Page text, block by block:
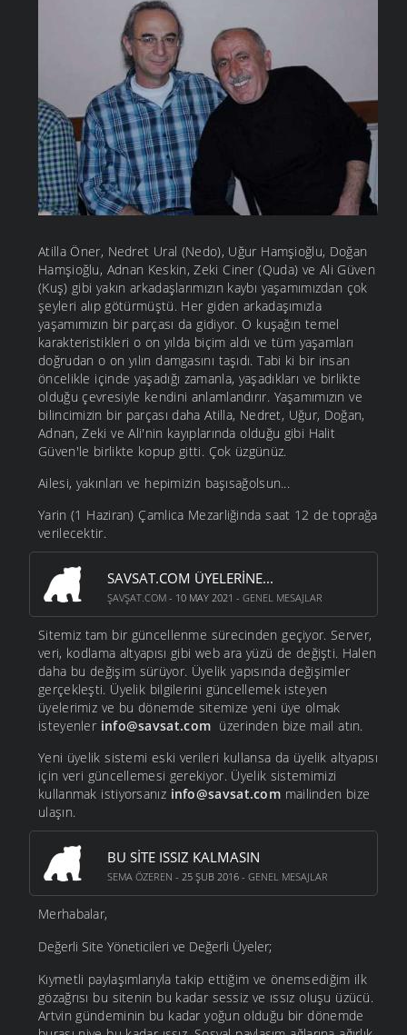
Atilla Öner, Nedret Ural (Nedo), Uğur Hamşioğlu, Doğan
Hamşioğlu, Adnan Keskin, Zeki Ciner (Quda) ve Ali Güven
(Kuş) gibi yakın arkadaşlarımızın kaybı yaşamımızdan çok
şeyleri alıp götürmüştü. Her giden arkadaşımızla
yaşamımızın bir parçası da gidiyor. O kuşağın temel
karakteristikleri o on yılda biçim aldı ve tüm yaşamları
doğrudan o on yılın damgasını taşıdı. Tabi ki bir insan
öncelikle içinde yaşadığı zamanla, yaşadıkları ve birlikte
olduğu çevresiyle kendini anlamlandırır. Yaşamımızın ve
bilincimizin bir parçası daha Atilla, Nedret, Uğur, Doğan,
Adnan, Zeki ve Ali'nin kayıplarında olduğu gibi Halit
Güven'le birlikte kopup gitti. Çok üzgünüz.
Ailesi, yakınları ve hepimizin başısağolsun...
Yarin (1 Haziran) Çamlica Mezarliğinda saat 12 de toprağa
verilecektir.
SAVSAT.COM ÜYELERINE...
ŞAVŞAT.COM - 10 MAY 2021 - GENEL MESAJLAR
Sitemiz tam bir güncellenme sürecinden geçiyor. Server,
veri, kodlama altyapısı gibi web ara yüzü de değişti. Halen
daha bu değişim sürüyor. Üyelik yapısında değişimler
gerçekleşti. Üyelik bilgilerini güncellemek isteyen
üyelerimiz ve bu dönemde sitemize yeni üye olmak
isteyenler info@savsat.com üzerinden bize mail atın.
Yeni üyelik sistemi eski verileri kullansa da üyelik altyapısı
için veri güncellemesi gerekiyor. Üyelik sistemimizi
kullanmak istiyorsanız info@savsat.com mailinden bize
ulaşın.
BU SITE ISSIZ KALMASIN
SEMA ÖZEREN - 25 ŞUB 2016 - GENEL MESAJLAR
Merhabalar,
Değerli Site Yöneticileri ve Değerli Üyeler;
Kıymetli paylaşımlarıyla takip ettiğim ve önemsediğim ilk
gözağrısı bu sitenin bu kadar sessiz ve ıssız oluşu üzücü.
Artvin gündeminin bu kadar yoğun olduğu bir dönemde